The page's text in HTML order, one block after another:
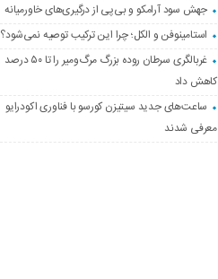
جهش سود آرامکو و بی‌پی از درگیری‌های خاورمیانه
استامینوفن و الکل؛ چرا این ترکیب توصیه نمی‌شود؟
غربالگری سرطان روده بزرگ مرگ‌ومیر را تا ۵۰ درصد
کاهش داد
ساعت‌های جدید سیتیزن کورسو با فناوری اکودرایو
معرفی شدند